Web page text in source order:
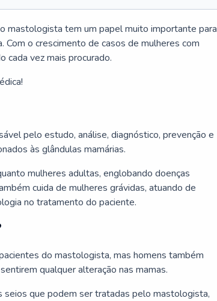
mastologista tem um papel muito importante para
Com o crescimento de casos de mulheres com
cada vez mais procurado.
pelo estudo, análise, diagnóstico, prevenção e
às glândulas mamárias.
mulheres adultas, englobando doenças
cuida de mulheres grávidas, atuando de
no tratamento do paciente.
do mastologista, mas homens também
qualquer alteração nas mamas.
seios que podem ser tratadas pelo mastologista,